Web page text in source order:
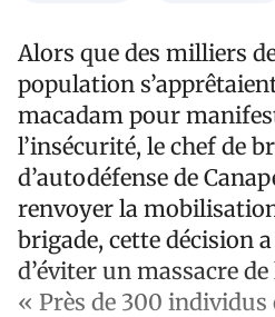
Alors que des milliers
population
macadam pour
l’insécurité, le chef de
d’autodéfense de
renvoyer la
brigade, cette décision
d’éviter un massacre
« Près de 300